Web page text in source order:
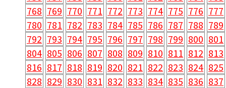
768 769 770 771 772 773 774 775 776 777
780 781 782 783 784 785 786 787 788 789
792 793 794 795 796 797 798 799 800 801
804 805 806 807 808 809 810 811 812 813
816 817 818 819 820 821 822 823 824 825
828 829 830 831 832 833 834 835 836 837